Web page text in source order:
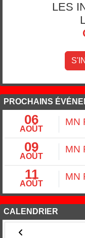
LES
PROCHAINS
06
AOÛT
MN
09
AOÛT
MN
11
AOÛT
MN
CALENDRIER